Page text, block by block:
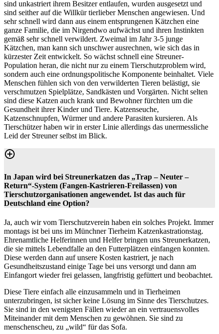
sind unkastriert ihrem Besitzer entlaufen, wurden ausgesetzt und
sind seither auf die Willkür tierlieber Menschen angewiesen. Und
sehr schnell wird dann aus einem entsprungenen Kätzchen eine
ganze Familie, die im Nirgendwo aufwächst und ihren Instinkten
gemäß sehr schnell verwildert. Zweimal im Jahr 3-5 junge
Kätzchen, man kann sich unschwer ausrechnen, wie sich das in
kürzester Zeit entwickelt. So wächst schnell eine Streuner-
Population heran, die nicht nur zu einem Tierschutzproblem wird,
sondern auch eine ordnungspolitische Komponente beinhaltet. Viele
Menschen fühlen sich von den verwilderten Tieren belästigt, sie
verschmutzen Spielplätze, Sandkästen und Vorgärten. Nicht selten
sind diese Katzen auch krank und Bewohner fürchten um die
Gesundheit ihrer Kinder und Tiere. Katzenseuche,
Katzenschnupfen, Würmer und andere Parasiten kursieren. Als
Tierschützer haben wir in erster Linie allerdings das unermessliche
Leid der Streuner selbst im Blick.
In Japan wird bei Streunerkatzen das „Trap – Neuter –
Return“-System (Fangen-Kastrieren-Freilassen) von
Tierschutzorganisationen angewendet. Ist das auch für
Deutschland eine Option?
Ja, auch wir vom Tierschutzverein haben ein solches Projekt. Immer
montags ist bei uns im Münchner Tierheim Katzenkastrationstag.
Ehrenamtliche Helferinnen und Helfer bringen uns Streunerkatzen,
die sie mittels Lebendfalle an den Futterplätzen einfangen konnten.
Diese werden dann auf unsere Kosten kastriert, je nach
Gesundheitszustand einige Tage bei uns versorgt und dann am
Einfangort wieder frei gelassen, langfristig gefüttert und beobachtet.
Diese Tiere einfach alle einzusammeln und in Tierheimen
unterzubringen, ist sicher keine Lösung im Sinne des Tierschutzes.
Sie sind in den wenigsten Fällen wieder an ein vertrauensvolles
Miteinander mit dem Menschen zu gewöhnen. Sie sind zu
menschenscheu, zu „wild“ für das Sofa.